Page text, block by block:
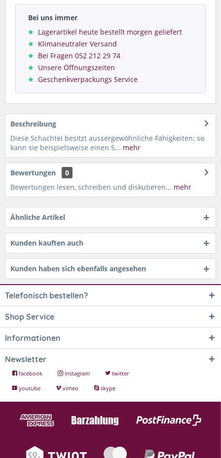
Bei uns immer
Lagerartikel heute bestellt morgen geliefert
Klimaneutraler Versand
Bei Fragen 052 212 29 74
Unsere Öffnungszeiten
Geschenkverpackungs Service
Beschreibung
Diese Schachtel besitzt aussergewöhnliche Fähigkeiten: so
kann sie beispielsweise einen 5... mehr
Bewertungen
0
Bewertungen lesen, schreiben und diskutieren... mehr
Ähnliche Artikel
Kunden kauften auch
Kunden haben sich ebenfalls angesehen
Telefonisch bestellen?
Shop Service
Informationen
Newsletter
facebook instagram
twitter
youtube
vimeo skype